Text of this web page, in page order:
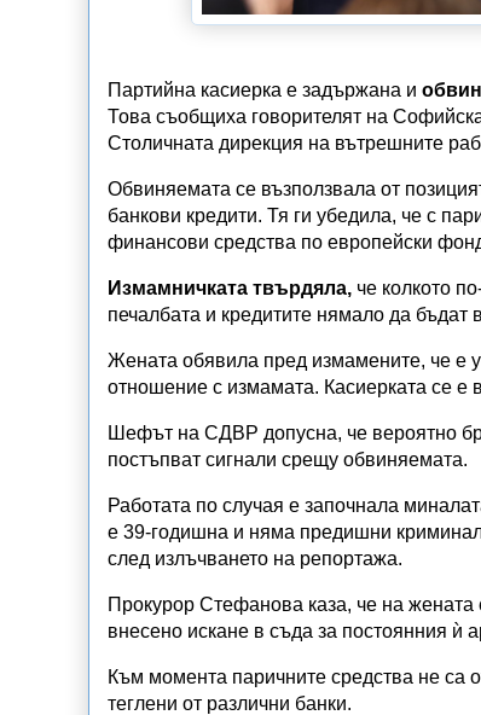
Партийна касиерка е задържана и
Това съобщиха говорителят на
Столичната дирекция на вътрешните
Обвиняемата се възползвала от
банкови кредити. Тя ги убедила, че с
финансови средства по европейски
Измамничката твърдяла, че колкото
печалбата и кредитите нямало да бъдат
Жената обявила пред измамените, че е
отношение с измамата. Касиерката се е
Шефът на СДВР допусна, че вероятно
постъпват сигнали срещу обвиняемата.
Работата по случая е започнала
е 39-годишна и няма предишни
след излъчването на репортажа.
Прокурор Стефанова каза, че на жената
внесено искане в съда за постоянния ѝ
Към момента паричните средства не са
теглени от различни банки.